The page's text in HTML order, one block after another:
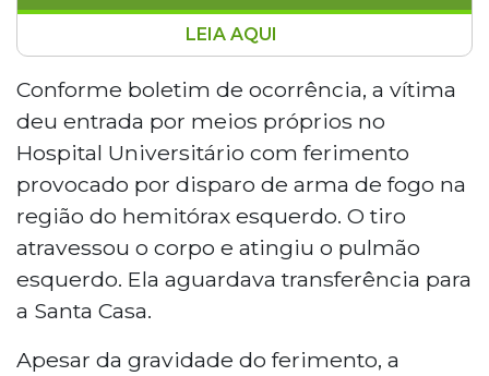
Mulher de 46 anos foi baleada na noite
de domingo no bairro Marcos Roberto,
em Campo Grande, após confrontar
usuários de drogas na Rua Japão. A
vítima suspeita que o grupo havia
participado de um roubo contra ela. O tiro
atravessou o corpo e atingiu o pulmão
esquerdo. Socorrida pelo marido, ela foi
levada ao Hospital Universitário. O caso foi
registrado como tentativa de homicídio e
segue sob investigação.
LEIA AQUI
Conforme boletim de ocorrência, a vítima
deu entrada por meios próprios no
Hospital Universitário com ferimento
provocado por disparo de arma de fogo na
região do hemitórax esquerdo. O tiro
atravessou o corpo e atingiu o pulmão
esquerdo. Ela aguardava transferência para
a Santa Casa.
Apesar da gravidade do ferimento, a